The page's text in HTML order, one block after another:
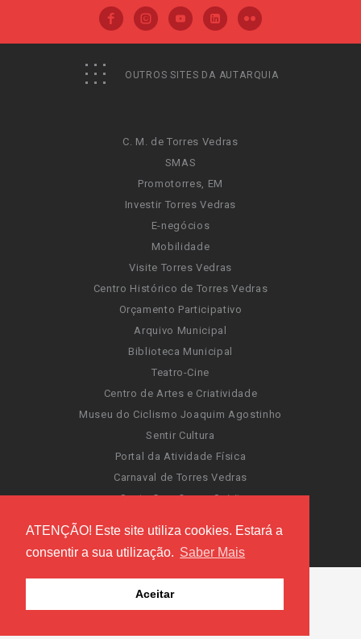
ATENÇÃO! Este site utiliza cookies. Estará a
consentir a sua utilização. Saber Mais
Aceitar
OUTROS SITES DA AUTARQUIA
C. M. de Torres Vedras
SMAS
Promotorres, EM
Investir Torres Vedras
E-negócios
Mobilidade
Visite Torres Vedras
Centro Histórico de Torres Vedras
Orçamento Participativo
Arquivo Municipal
Biblioteca Municipal
Teatro-Cine
Centro de Artes e Criatividade
Museu do Ciclismo Joaquim Agostinho
Sentir Cultura
Portal da Atividade Física
Carnaval de Torres Vedras
Santa Cruz Ocean Spirit